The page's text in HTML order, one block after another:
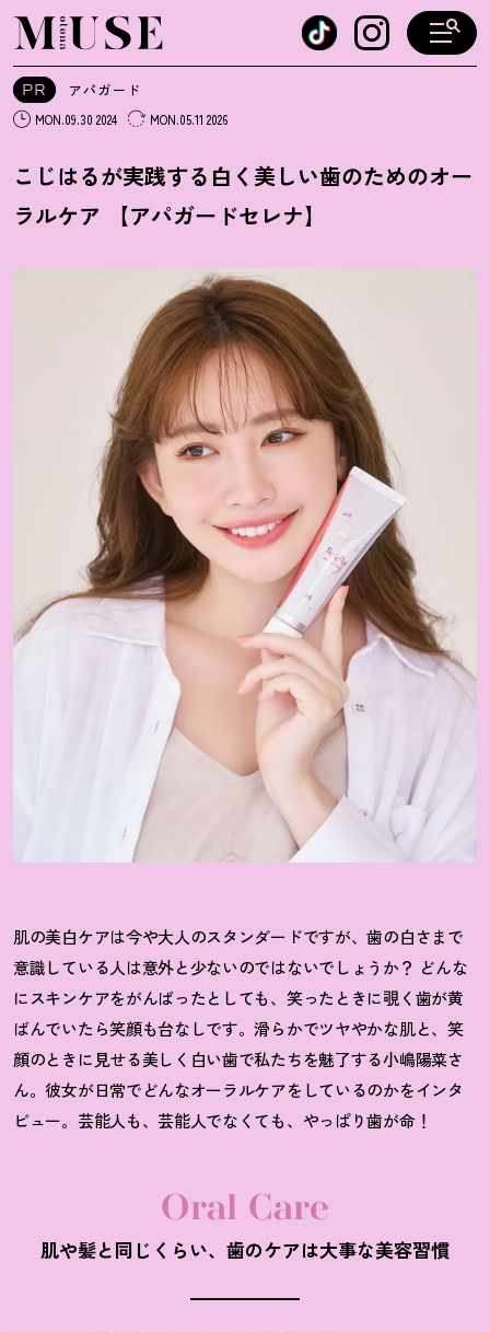
オトナミューズ ウェブ
PR アパガード
MON.09.30 2024 MON.05.11 2026
こじはるが実践する白く美しい歯のためのオー
ラルケア 【アパガードセレナ】
肌の美白ケアは今や大人のスタンダードですが、歯の白さまで
意識している人は意外と少ないのではないでしょうか？ どんな
にスキンケアをがんばったとしても、笑ったときに覗く歯が黄
ばんでいたら笑顔も台なしです。滑らかでツヤやかな肌と、笑
顔のときに見せる美しく白い歯で私たちを魅了する小嶋陽菜さ
ん。彼女が日常でどんなオーラルケアをしているのかをインタ
ビュー。芸能人も、芸能人でなくても、やっぱり歯が命！
Oral Care
肌や髪と同じくらい、歯のケアは大事な美容習慣